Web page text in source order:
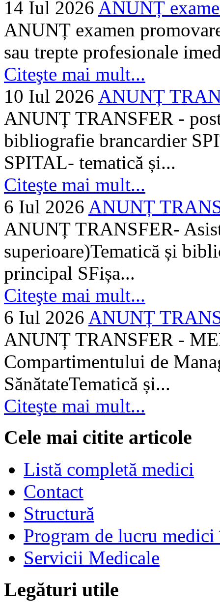
14 Iul 2026 ANUNȚ
ANUNȚ examen
sau trepte profesionale
Citeşte mai mult...
10 Iul 2026 ANUNȚ
ANUNȚ TRANSFER -
bibliografie brancardier
SPITAL- tematică și...
Citeşte mai mult...
6 Iul 2026 ANUNȚ
ANUNȚ TRANSFER-
superioare)Tematică și
principal SFișa...
Citeşte mai mult...
6 Iul 2026 ANUNȚ
ANUNȚ TRANSFER -
Compartimentului de
SănătateTematică și...
Citeşte mai mult...
Cele mai citite articole
Listă completă medici
Contact
Structură
Program de lucru
Servicii Medicale
Legături utile